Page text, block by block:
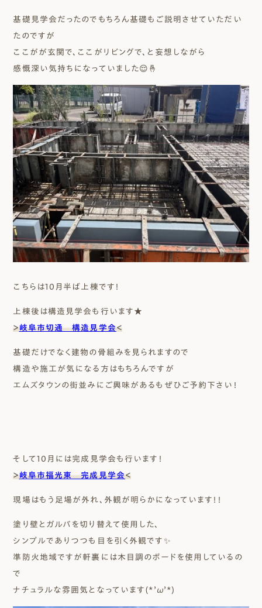
基礎見学会だったのでもちろん基礎もご説明させていただい
たのですが
ここがが玄関で、ここがリビングで、と妄想しながら
感慨深い気持ちになっていました😌🤞
こちらは10月半ば上棟です！
上棟後は構造見学会も行います★
＞岐阜市切通 構造見学会＜
基礎だけでなく建物の骨組みを見られますので
構造や施工が気になる方はもちろんですが
エムズタウンの街並みにご興味があるもぜひご予約下さい！
そして10月には完成見学会も行います！
＞岐阜市福光東 完成見学会＜
現場はもう足場が外れ、外観が明らかになっています！！
塗り壁とガルバを切り替えて使用した、
シンプルでありつつも目を引く外観です✨
準防火地域ですが軒裏には木目調のボードを使用しているの
で
ナチュラルな雰囲気となっています(*’ω’*)